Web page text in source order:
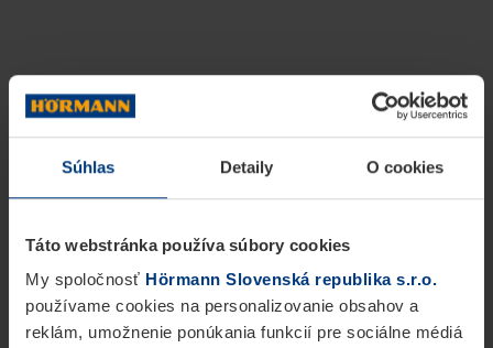
Súhlas Detaily O cookies
Táto webstránka používa súbory cookies
My spoločnosť Hörmann Slovenská republika s.r.o.
používame cookies na personalizovanie obsahov a
reklám, umožnenie ponúkania funkcií pre sociálne médiá